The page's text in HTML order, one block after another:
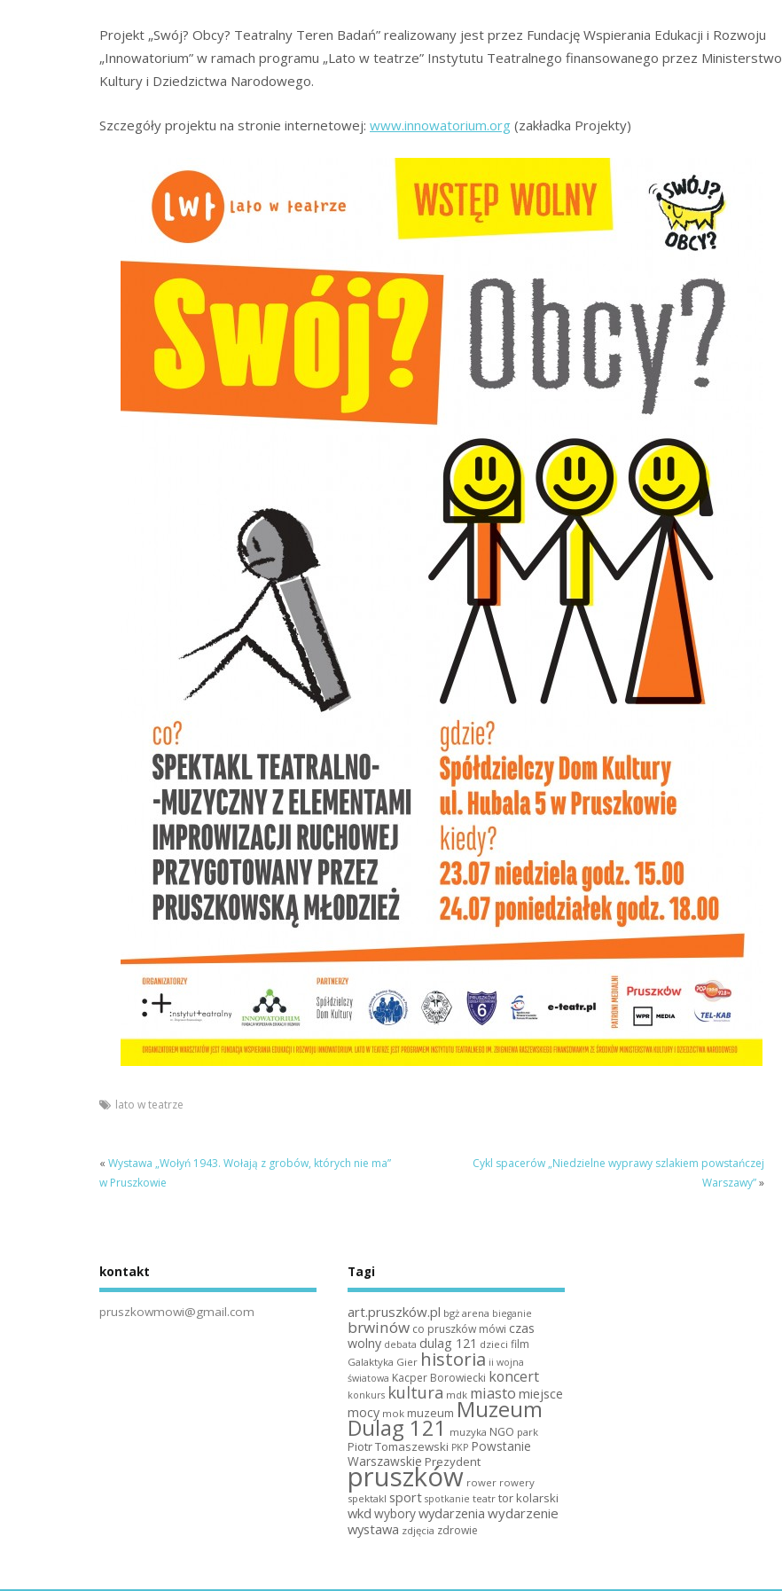
Projekt „Swój? Obcy? Teatralny Teren Badań” realizowany jest przez Fundację Wspierania Edukacji i Rozwoju
„Innowatorium” w ramach programu „Lato w teatrze” Instytutu Teatralnego finansowanego przez Ministerstwo
Kultury i Dziedzictwa Narodowego.
Szczegóły projektu na stronie internetowej: www.innowatorium.org (zakładka Projekty)
lato w teatrze
« Wystawa „Wołyń 1943. Wołają z grobów, których nie ma”
w Pruszkowie
Cykl spacerów „Niedzielne wyprawy szlakiem powstańczej
Warszawy”»
kontakt
pruszkowmowi@gmail.com
Tagi
art.pruszków.pl bgż arena bieganie
brwinów co pruszków mówi czas
wolny debata dulag 121 dzieci film
Galaktyka Gier historia ii wojna
światowa Kacper Borowiecki koncert
konkurs kultura mdk miasto miejsce
mocy mok muzeum Muzeum
Dulag 121 muzyka NGO park
Piotr Tomaszewski PKP Powstanie
Warszawskie Prezydent
pruszków rower rowery
spektakl sport spotkanie teatr tor kolarski
wkd wyborywydarzenia wydarzenie
wystawa zdjęcia zdrowie